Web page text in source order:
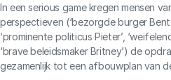
In een serious game kregen mensen
perspectieven (‘bezorgde burger
‘prominente politicus Pieter’,
‘brave beleidsmaker Britney’) de
gezamenlijk tot een afbouwplan van